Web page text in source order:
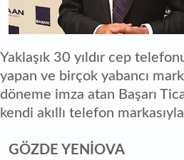
Yaklaşık 30 yıldır cep
yapan ve birçok yabancı
döneme imza atan Başarı
kendi akıllı telefon
GÖZDE YENİOVA